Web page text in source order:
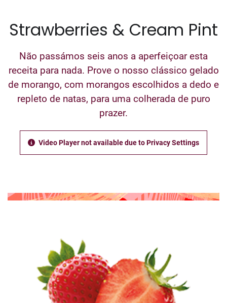
Strawberries & Cream Pint
Não passámos seis anos a aperfeiçoar esta
receita para nada. Prove o nosso clássico gelado
de morango, com morangos escolhidos a dedo e
repleto de natas, para uma colherada de puro
prazer.
Video Player not available due to Privacy Settings